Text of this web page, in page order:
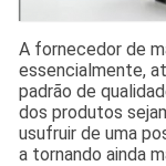
A fornecedor de
essencialmente,
padrão de
dos produtos
usufruir de uma
a tornando ainda